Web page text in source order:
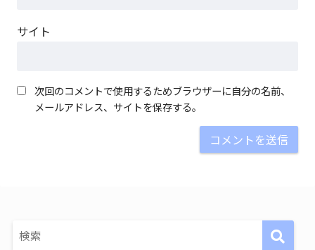
サイト
次回のコメントで使用するためブラウザーに自分の名前、
メールアドレス、サイトを保存する。